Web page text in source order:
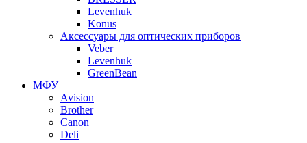
Levenhuk
Konus
Аксессуары для оптических приборов
Veber
Levenhuk
GreenBean
МФУ
Avision
Brother
Canon
Deli